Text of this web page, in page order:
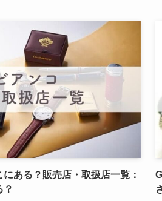
ある？販売店・取扱店一覧：
？